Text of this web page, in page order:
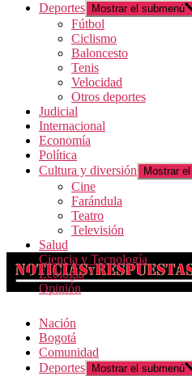
Deportes
Mostrar el submenú
Fútbol
Ciclismo
Baloncesto
Tenis
Velocidad
Otros deportes
Judicial
Internacional
Economía
Política
Cultura y diversión
Mostrar
Cine
Farándula
Teatro
Televisión
Salud
Ciencia y Tecnología
Ecología
Opinión
Nación
Bogotá
Comunidad
Deportes
Mostrar el submenú